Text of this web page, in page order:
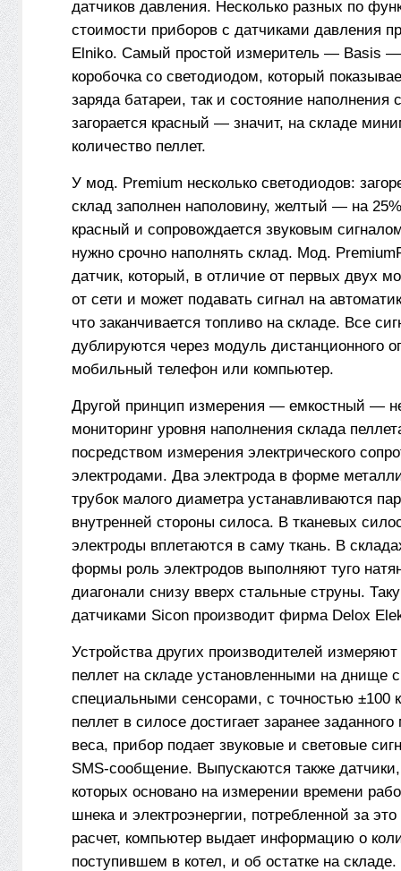
датчиков давления. Несколько разных по
стоимости приборов с датчиками давления
Elniko. Самый простой измеритель — Basis
коробочка со светодиодом, который
заряда батареи, так и состояние наполнения
загорается красный — значит, на складе
количество пеллет.
У мод. Premium несколько светодиодов:
склад заполнен наполовину, желтый — на
красный и сопровождается звуковым
нужно срочно наполнять склад. Мод.
датчик, который, в отличие от первых двух
от сети и может подавать сигнал на
что заканчивается топливо на складе. Все
дублируются через модуль дистанционного
мобильный телефон или компьютер.
Другой принцип измерения — емкостный —
мониторинг уровня наполнения склада
посредством измерения электрического
электродами. Два электрода в форме
трубок малого диаметра устанавливаются
внутренней стороны силоса. В тканевых
электроды вплетаются в саму ткань. В
формы роль электродов выполняют туго
диагонали снизу вверх стальные струны.
датчиками Sicon производит фирма Delox
Устройства других производителей
пеллет на складе установленными на днище
специальными сенсорами, с точностью ±100
пеллет в силосе достигает заранее
веса, прибор подает звуковые и световые
SMS-сообщение. Выпускаются также
которых основано на измерении времени
шнека и электроэнергии, потребленной за
расчет, компьютер выдает информацию о
поступившем в котел, и об остатке на складе.